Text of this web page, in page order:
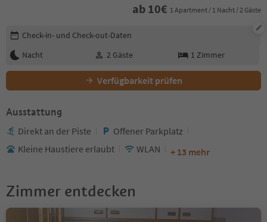
ab 10€ 1 Apartment / 1 Nacht / 2 Gäste
Buchungsdetails bearbeiten
Check-in- und Check-out-Daten
Nacht
2 Gäste 1 Zimmer
Verfügbarkeit prüfen
Ausstattung
Direkt an der Piste
Offener Parkplatz
Kleine Haustiere erlaubt
WLAN + 13 mehr
Zimmer entdecken